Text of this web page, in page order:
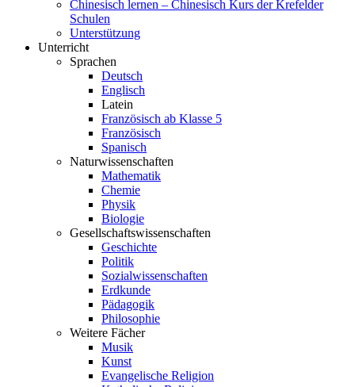
Chinesisch lernen – Chinesisch Kurs der Krefelder
Schulen
Unterstützung
Unterricht
Sprachen
Deutsch
Englisch
Latein
Französisch ab Klasse 5
Französisch
Spanisch
Naturwissenschaften
Mathematik
Chemie
Physik
Biologie
Gesellschaftswissenschaften
Geschichte
Politik
Sozialwissenschaften
Erdkunde
Pädagogik
Philosophie
Weitere Fächer
Musik
Kunst
Evangelische Religion